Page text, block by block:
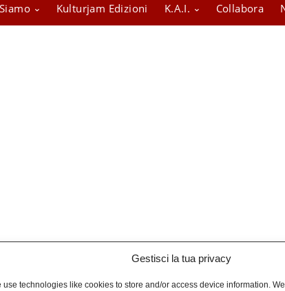
Gestisci la tua privacy
use technologies like cookies to store and/or access device information.
Kulturjam Edizioni K.A.I. Collabora